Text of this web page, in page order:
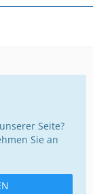
Seite?
Sie an